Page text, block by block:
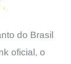
do Brasil
oficial, o